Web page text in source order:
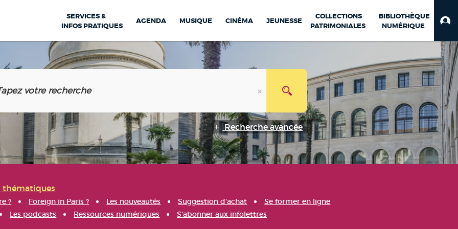
SERVICES &
INFOS PRATIQUES
AGENDA MUSIQUE CINÉMA JEUNESSE
COLLECTIONS
PATRIMONIALES
BIBLIOTHÈQUE
NUMÉRIQUE
Recherche avancée
thématiques
? Foreign in Paris ? Les nouveautés Suggestion d'achat
Se former en ligne
Les podcasts Ressources numériques S'abonner aux infolettres